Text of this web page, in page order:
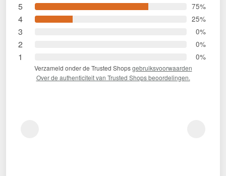
5 75%
4 25%
3 0%
2 0%
1 0%
Verzameld onder de Trusted Shopsgebruiksvoorwaarden
Over de authenticiteit van Trusted Shops beoordelingen.